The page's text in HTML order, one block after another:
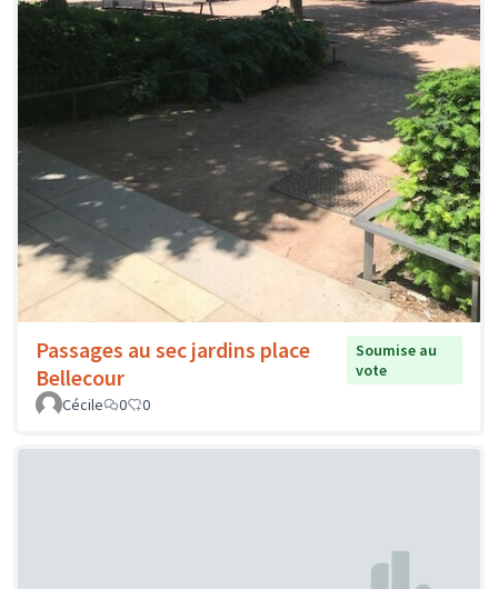
Passages au sec jardins place
Bellecour
Soumise au
vote
Cécile
0 0